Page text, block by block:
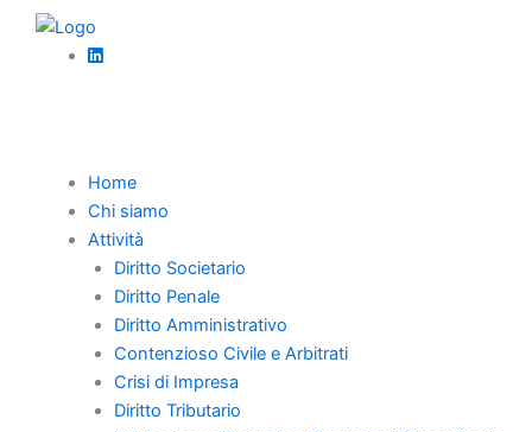
Home
Chi siamo
Attività
Diritto Societario
Diritto Penale
Diritto Amministrativo
Contenzioso Civile e Arbitrati
Crisi di Impresa
Diritto Tributario
Lo scioglimento
del rapporto
contrattuale per
effetto del